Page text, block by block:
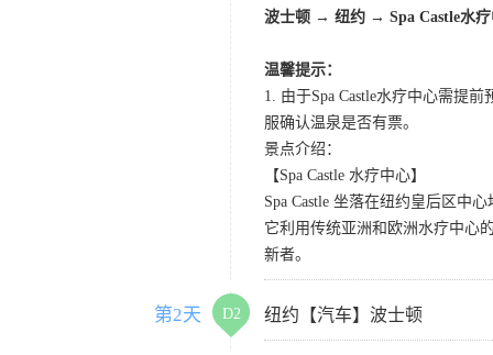
波士顿 → 纽约 → Spa Castle水疗
温馨提示：
1. 由于Spa Castle水疗中心需提
服确认温泉是否有票。
景点介绍：
【Spa Castle 水疗中心】
Spa Castle 坐落在纽约皇后区中
它利用传统亚洲和欧洲水疗中心
新者。
第2天 D2 纽约【汽车】波士顿